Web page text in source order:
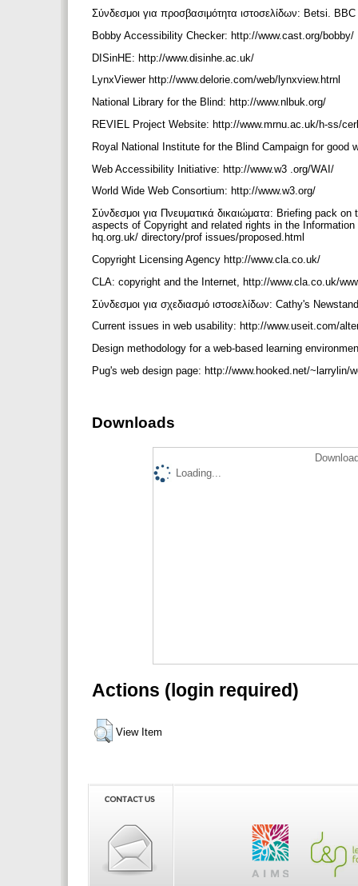
Σύνδεσμοι για προσβασιμότητα ιστοσελίδων: Betsi.
Bobby Accessibility Checker: http://www.cast.org/bobby/
DISinHE: http://www.disinhe.ac.uk/
LynxViewer http://www.delorie.com/web/lynxview.htrnl
National Library for the Blind: http://www.nlbuk.org/
REVIEL Project Website: http://www.mrnu.ac.uk/h-ss/
Royal National Institute for the Blind Campaign for
Web Accessibility Initiative: http://www.w3 .org/WAI/
World Wide Web Consortium: http://www.w3.org/
Σύνδεσμοι για Πνευματικά δικαιώματα: Briefing pack
aspects of Copyright and related rights in the
hq.org.uk/ directory/prof issues/proposed.html
Copyright Licensing Agency http://www.cla.co.uk/
CLA: copyright and the Internet, http://www.cla.co.uk/
Σύνδεσμοι για σχεδιασμό ιστοσελίδων: Cathy's
Current issues in web usability: http://www.useit.com/
Design methodology for a web-based learning
Pug's web design page: http://www.hooked.net/~larrylin/
Downloads
Loading...
Actions (login required)
View Item